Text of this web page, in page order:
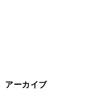
アーカイブ